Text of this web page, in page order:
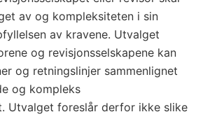
av og kompleksiteten i sin
av kravene. Utvalget
og revisjonsselskapene kan
og retningslinjer sammenlignet
og kompleks
Utvalget foreslår derfor ikke slike